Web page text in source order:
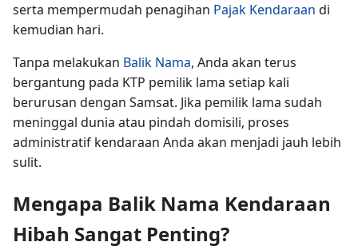
serta mempermudah penagihan Pajak Kendaraan di
kemudian hari.
Tanpa melakukan Balik Nama, Anda akan terus
bergantung pada KTP pemilik lama setiap kali
berurusan dengan Samsat. Jika pemilik lama sudah
meninggal dunia atau pindah domisili, proses
administratif kendaraan Anda akan menjadi jauh lebih
sulit.
Mengapa Balik Nama Kendaraan
Hibah Sangat Penting?